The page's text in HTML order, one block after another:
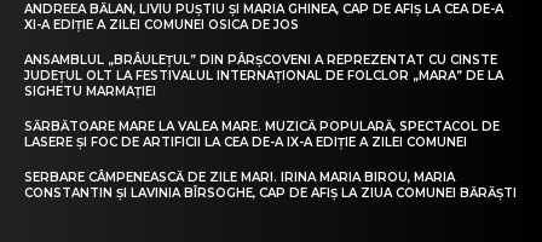
ANDREEA BĂLAN, LIVIU PUȘTIU ȘI MARIA GHINEA, CAP DE AFIȘ LA CEA DE-A
XI-A EDIȚIE A ZILEI COMUNEI OSICA DE JOS
ANSAMBLUL „BRÂULEȚUL” DIN PÂRȘCOVENI A REPREZENTAT CU CINSTE
JUDEȚUL OLT LA FESTIVALUL INTERNAȚIONAL DE FOLCLOR „MARA” DE LA
SIGHETU MARMAȚIEI
SĂRBĂTOARE MARE LA VALEA MARE. MUZICĂ POPULARĂ, SPECTACOL DE
LASERE ȘI FOC DE ARTIFICII LA CEA DE-A IX-A EDIȚIE A ZILEI COMUNEI
SERBARE CÂMPENEASCĂ DE ZILE MARI. IRINA MARIA BIROU, MARIA
CONSTANTIN ȘI LAVINIA BÎRSOGHE, CAP DE AFIȘ LA ZIUA COMUNEI BĂRĂȘTI